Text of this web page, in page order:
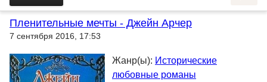
Пленительные мечты - Джейн Арчер
7 сентября 2016, 17:53
Жанр(ы): Исторические
любовные романы